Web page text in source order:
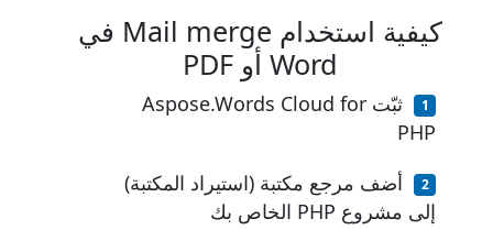
كيفية استخدام Mail merge في
Word أو PDF
ثبّت Aspose.Words Cloud for
PHP
أضف مرجع مكتبة (استيراد المكتبة)
إلى مشروع PHP الخاص بك